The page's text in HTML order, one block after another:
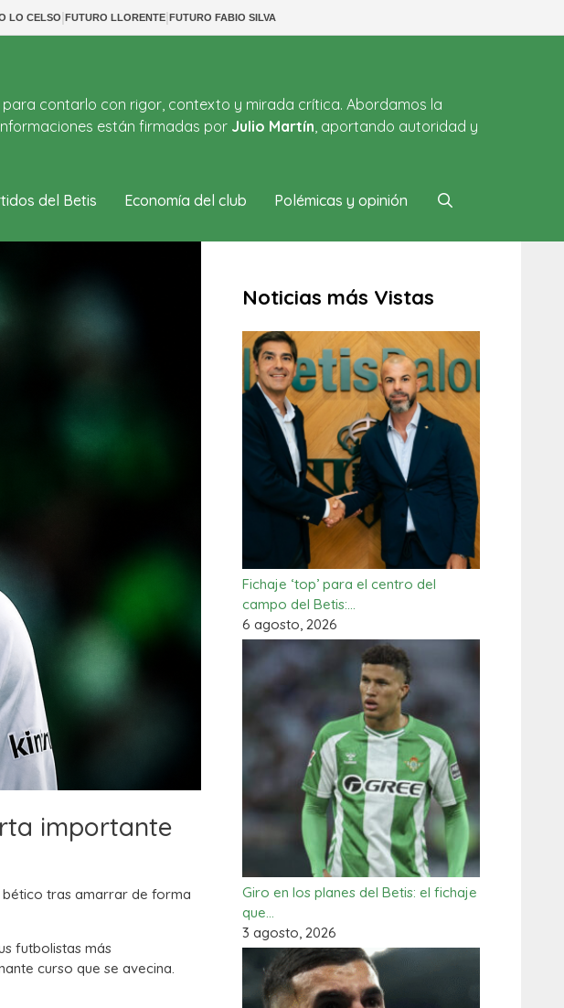
LO CELSO|FUTURO LLORENTE|FUTURO FABIO SILVA
contarlo con rigor, contexto y mirada crítica. Abordamos la
están firmadas por Julio Martín, aportando autoridad y
del Betis Economía del club Polémicas y opinión
importante
bético tras amarrar de forma
futbolistas más
curso que se avecina.
Noticias más Vistas
Fichaje ‘top’ para el centro del
campo del Betis:…
6 agosto, 2026
Giro en los planes del Betis: el fichaje
que…
3 agosto, 2026